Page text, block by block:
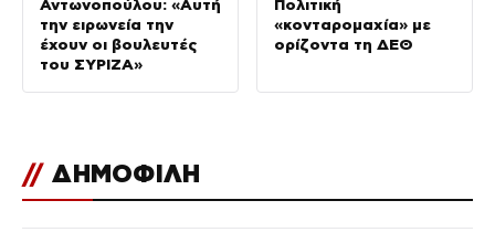
Αντωνοπούλου: «Αυτή
την ειρωνεία την
έχουν οι βουλευτές
του ΣΥΡΙΖΑ»
Πολιτική
«κονταρομαχία» με
ορίζοντα τη ΔΕΘ
// ΔΗΜΟΦΙΛΗ